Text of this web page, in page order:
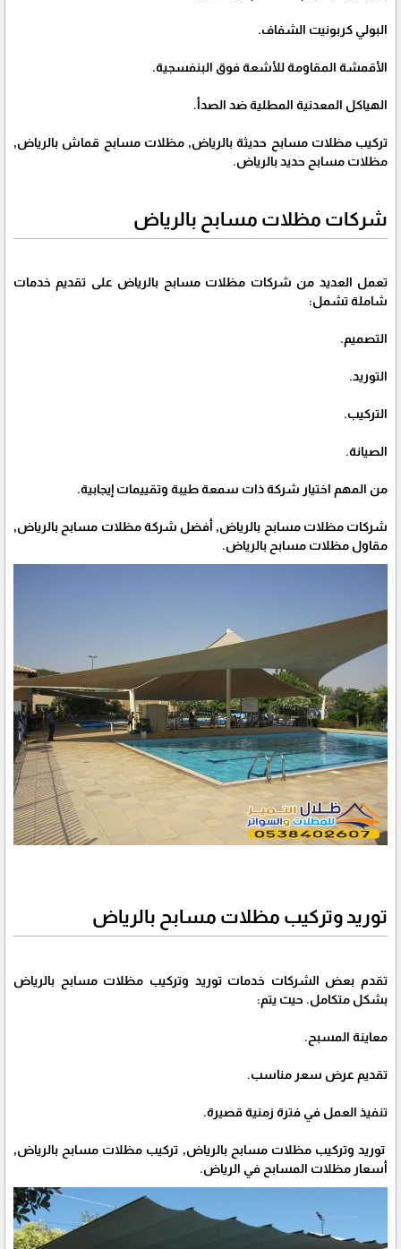
البولي كربونيت الشفاف.
الأقمشة المقاومة للأشعة فوق البنفسجية.
الهياكل المعدنية المطلية ضد الصدأ.
تركيب مظلات مسابح حديثة بالرياض, مظلات مسابح قماش بالرياض,
مظلات مسابح حديد بالرياض.
شركات مظلات مسابح بالرياض
تعمل العديد من شركات مظلات مسابح بالرياض على تقديم خدمات
شاملة تشمل:
التصميم.
التوريد.
التركيب.
الصيانة.
من المهم اختيار شركة ذات سمعة طيبة وتقييمات إيجابية.
شركات مظلات مسابح بالرياض, أفضل شركة مظلات مسابح بالرياض,
مقاول مظلات مسابح بالرياض.
توريد وتركيب مظلات مسابح بالرياض
تقدم بعض الشركات خدمات توريد وتركيب مظلات مسابح بالرياض
بشكل متكامل. حيث يتم:
معاينة المسبح.
تقديم عرض سعر مناسب.
تنفيذ العمل في فترة زمنية قصيرة.
توريد وتركيب مظلات مسابح بالرياض, تركيب مظلات مسابح بالرياض,
أسعار مظلات المسابح في الرياض.